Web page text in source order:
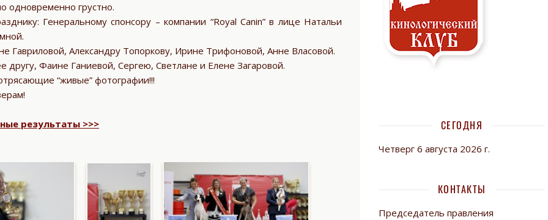
одновременно грустно.
Генеральному спонсору – компании “Royal Canin” в лице Натальи
Гавриловой, Александру Топоркову, Ирине Трифоновой, Анне Власовой.
другу, Фаине Ганиевой, Сергею, Светлане и Елене Загаровой.
“живые” фотографии!!!
результаты >>> СЕГОДНЯ
Четверг 6 августа 2026 г.
КОНТАКТЫ
Председатель правления